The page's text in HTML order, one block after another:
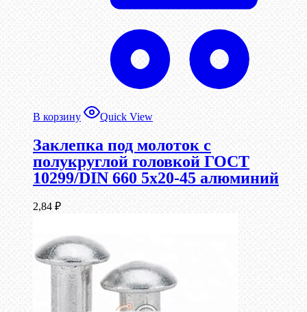
В корзину Quick View
Заклепка под молоток с
полукруглой головкой ГОСТ
10299/DIN 660 5х20-45 алюминий
2,84 ₽